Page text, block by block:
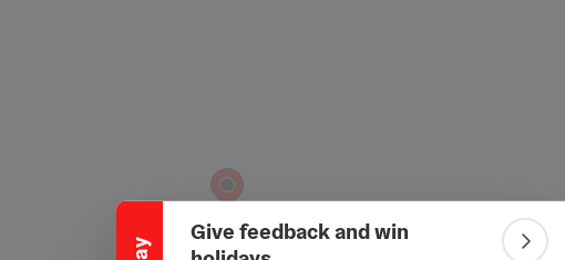
Collapse banner
Give feedback and win